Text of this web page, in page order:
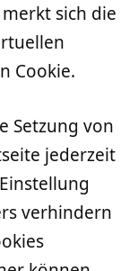
sich die
Cookie.
Setzung von
jederzeit
verhindern